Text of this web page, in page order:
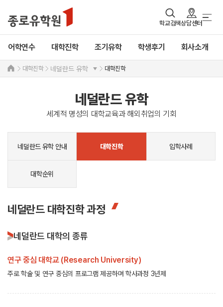
학교검색상담센터
어학연수 대학진학 조기유학 학생후기 회사소개
대학진학 네덜란드 유학 대학진학
네덜란드 유학
세계적 명성의 대학교육과 해외취업의 기회
네덜란드 유학 안내 대학진학 입학사례
대학순위
네덜란드 대학진학 과정
네덜란드 대학의 종류
연구 중심 대학교 (Research University)
주로 학술 및 연구 중심의 프로그램 제공하며 학사과정 3년제